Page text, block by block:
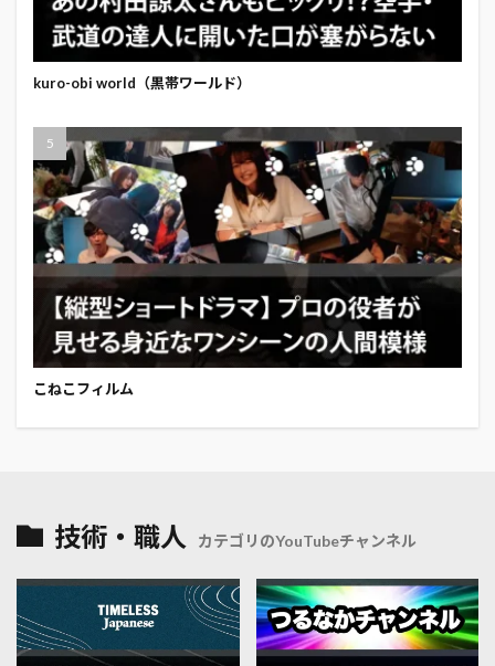
kuro-obi world（黒帯ワールド）
こねこフィルム
技術・職人 カテゴリのYouTubeチャンネル